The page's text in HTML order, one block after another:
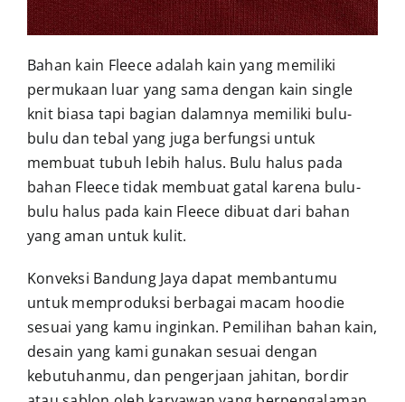
Bahan kain Fleece adalah kain yang memiliki
permukaan luar yang sama dengan kain single
knit biasa tapi bagian dalamnya memiliki bulu-
bulu dan tebal yang juga berfungsi untuk
membuat tubuh lebih halus. Bulu halus pada
bahan Fleece tidak membuat gatal karena bulu-
bulu halus pada kain Fleece dibuat dari bahan
yang aman untuk kulit.
Konveksi Bandung Jaya dapat membantumu
untuk memproduksi berbagai macam hoodie
sesuai yang kamu inginkan. Pemilihan bahan kain,
desain yang kami gunakan sesuai dengan
kebutuhanmu, dan pengerjaan jahitan, bordir